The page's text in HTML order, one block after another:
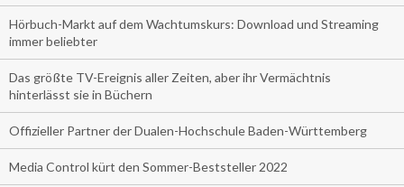
Hörbuch-Markt auf dem Wachtumskurs: Download und Streaming
immer beliebter
Das größte TV-Ereignis aller Zeiten, aber ihr Vermächtnis
hinterlässt sie in Büchern
Offizieller Partner der Dualen-Hochschule Baden-Württemberg
Media Control kürt den Sommer-Beststeller 2022